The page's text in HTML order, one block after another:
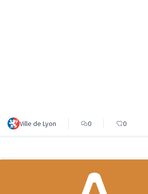
Ville de Lyon 0 0